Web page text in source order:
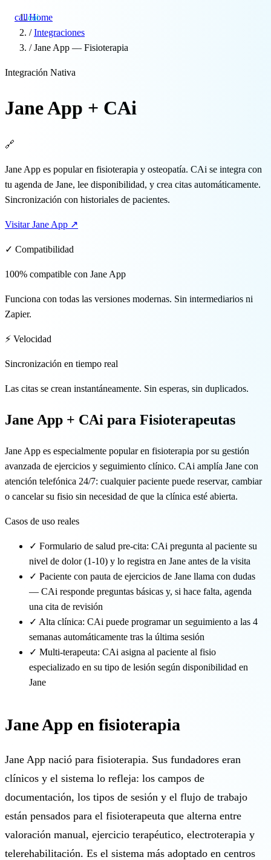
callcai
Integraciones
🇬🇧 EN
Home
/ Integraciones
/ Jane App — Fisioterapia
Integración Nativa
Jane App + CAi
🔗
Jane App es popular en fisioterapia y osteopatía. CAi se integra con
tu agenda de Jane, lee disponibilidad, y crea citas automáticamente.
Sincronización con historiales de pacientes.
Visitar Jane App ↗
✓ Compatibilidad
100% compatible con Jane App
Funciona con todas las versiones modernas. Sin intermediarios ni
Zapier.
⚡ Velocidad
Sincronización en tiempo real
Las citas se crean instantáneamente. Sin esperas, sin duplicados.
Jane App + CAi para Fisioterapeutas
Jane App es especialmente popular en fisioterapia por su gestión
avanzada de ejercicios y seguimiento clínico. CAi amplía Jane con
atención telefónica 24/7: cualquier paciente puede reservar, cambiar
o cancelar su fisio sin necesidad de que la clínica esté abierta.
Casos de uso reales
✓ Formulario de salud pre-cita: CAi pregunta al paciente su
nivel de dolor (1-10) y lo registra en Jane antes de la visita
✓ Paciente con pauta de ejercicios de Jane llama con dudas
— CAi responde preguntas básicas y, si hace falta, agenda
una cita de revisión
✓ Alta clínica: CAi puede programar un seguimiento a las 4
semanas automáticamente tras la última sesión
✓ Multi-terapeuta: CAi asigna al paciente al fisio
especializado en su tipo de lesión según disponibilidad en
Jane
Jane App en fisioterapia
Jane App nació para fisioterapia. Sus fundadores eran
clínicos y el sistema lo refleja: los campos de
documentación, los tipos de sesión y el flujo de trabajo
están pensados para el fisioterapeuta que alterna entre
valoración manual, ejercicio terapéutico, electroterapia y
telerehabilitación. Es el sistema más adoptado en centros